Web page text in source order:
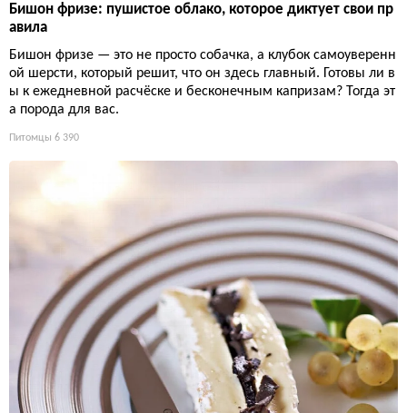
Бишон фризе: пушистое облако, которое диктует свои пр
авила
Бишон фризе — это не просто собачка, а клубок самоуверенн
ой шерсти, который решит, что он здесь главный. Готовы ли в
ы к ежедневной расчёске и бесконечным капризам? Тогда эт
а порода для вас.
Питомцы 6 390